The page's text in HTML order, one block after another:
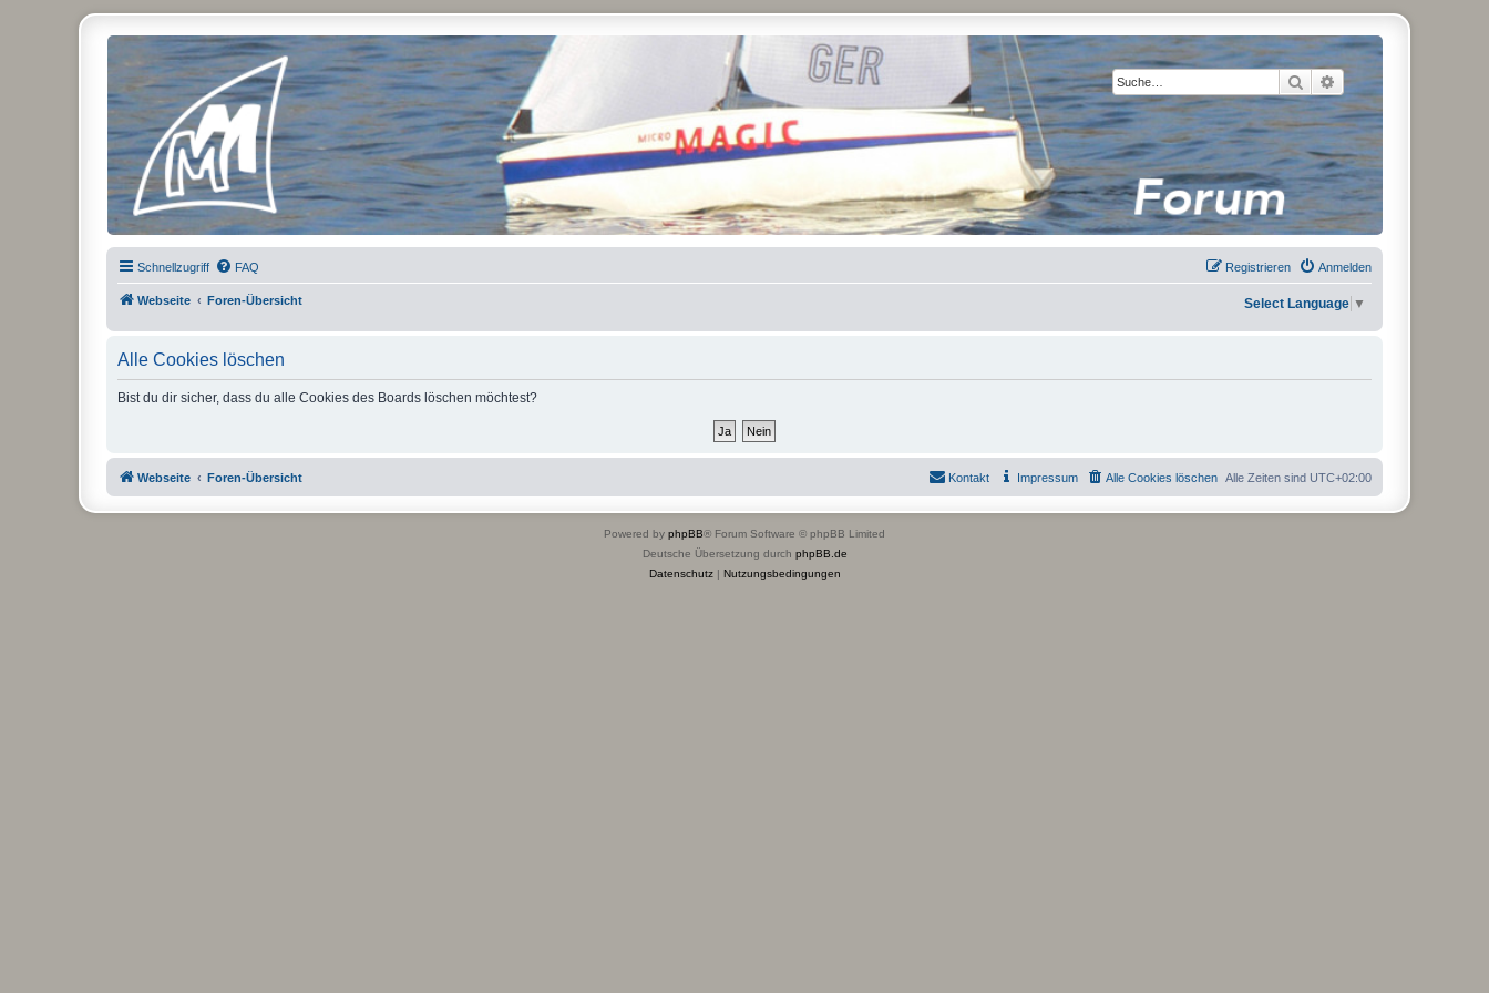
Suche Erweiterte Suche
Micro Magic Forum Deutschland
Schnellzugriff FAQ Anmelden
Registrieren
Webseite Foren-Übersicht Select Language ▼
Alle Cookies löschen
Bist du dir sicher, dass du alle Cookies des Boards löschen möchtest?
Webseite Foren-Übersicht Alle Zeiten sind UTC+02:00
Alle Cookies löschen
Impressum
Kontakt
Powered by phpBB® Forum Software © phpBB Limited
Deutsche Übersetzung durch phpBB.de
Datenschutz| Nutzungsbedingungen